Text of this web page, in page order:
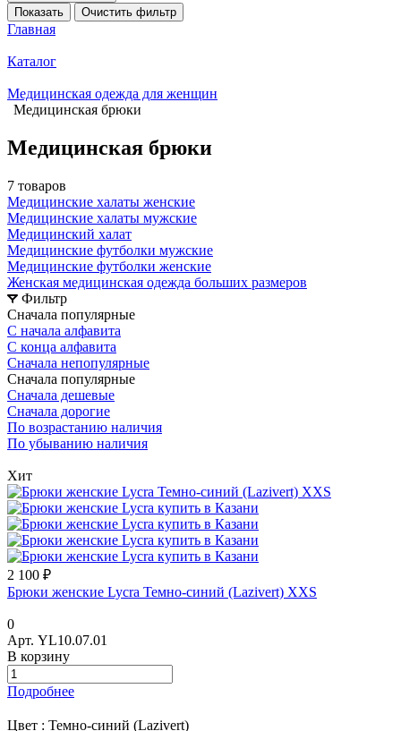
Показать Очистить фильтр
Главная
Каталог
Медицинская одежда для женщин
Медицинская брюки
Медицинская брюки
7 товаров
Медицинские халаты женские
Медицинские халаты мужские
Медицинский халат
Медицинские футболки мужские
Медицинские футболки женские
Женская медицинская одежда больших размеров
Фильтр
Сначала популярные
С начала алфавита
С конца алфавита
Сначала непопулярные
Сначала популярные
Сначала дешевые
Сначала дорогие
По возрастанию наличия
По убыванию наличия
Хит
2 100 ₽
Брюки женские Lycra Темно-синий (Lazivert) XXS
0
Арт. YL10.07.01
В корзину
Подробнее
Цвет : Темно-синий (Lazivert)